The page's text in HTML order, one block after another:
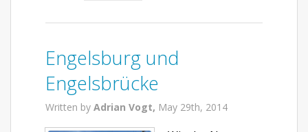
Engelsburg und
Engelsbrücke
Written by Adrian Vogt, May 29th, 2014